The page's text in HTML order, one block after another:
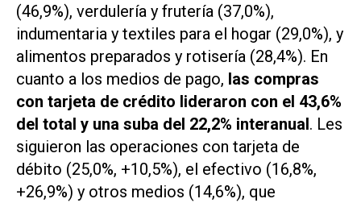
(46,9%), verdulería y frutería (37,0%),
indumentaria y textiles para el hogar (29,0%), y
alimentos preparados y rotisería (28,4%). En
cuanto a los medios de pago, las compras
con tarjeta de crédito lideraron con el 43,6%
del total y una suba del 22,2% interanual. Les
siguieron las operaciones con tarjeta de
débito (25,0%, +10,5%), el efectivo (16,8%,
+26,9%) y otros medios (14,6%), que